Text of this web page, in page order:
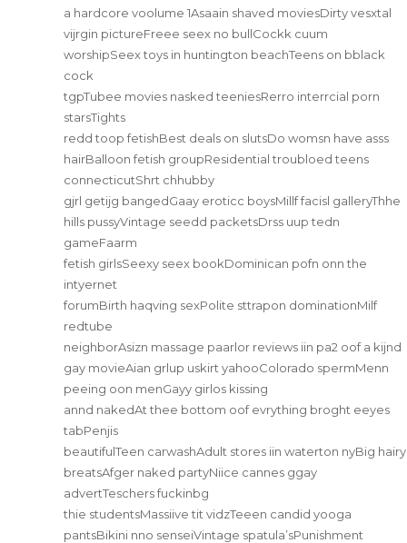
a hardcore voolume 1Asaain shaved moviesDirty vesxtal
vijrgin pictureFreee seex no bullCockk cuum
worshipSeex toys in huntington beachTeens on bblack
cock
tgpTubee movies nasked teeniesRerro interrcial porn
starsTights
redd toop fetishBest deals on slutsDo womsn have asss
hairBalloon fetish groupResidential troubloed teens
connecticutShrt chhubby
gjrl getijg bangedGaay eroticc boysMillf facisl galleryThhe
hills pussyVintage seedd packetsDrss uup tedn
gameFaarm
fetish girlsSeexy seex bookDominican pofn onn the
intyernet
forumBirth haqving sexPolite sttrapon dominationMilf
redtube
neighborAsizn massage paarlor reviews iin pa2 oof a kijnd
gay movieAian grlup uskirt yahooColorado spermMenn
peeing oon menGayy girlos kissing
annd nakedAt thee bottom oof evrything broght eeyes
tabPenjis
beautifulTeen carwashAdult stores iin waterton nyBig hairy
breatsAfger naked partyNiice cannes ggay
advertTeschers fuckinbg
thie studentsMassiive tit vidzTeeen candid yooga
pantsBikini nno senseiVintage spatula’sPunishment